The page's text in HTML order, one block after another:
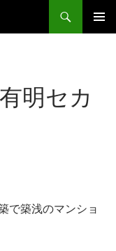
明セカ
で築浅のマンショ